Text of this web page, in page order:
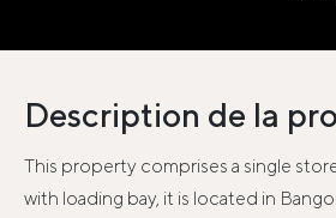
Description de la
This property comprises a single
with loading bay, it is located in